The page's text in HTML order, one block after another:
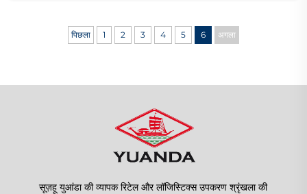
पिछला 1 2 3 4 5 6 अगला
सूज़हू युआंडा की व्यापक रिटेल और लॉजिस्टिक्स उपकरण श्रृंखला की